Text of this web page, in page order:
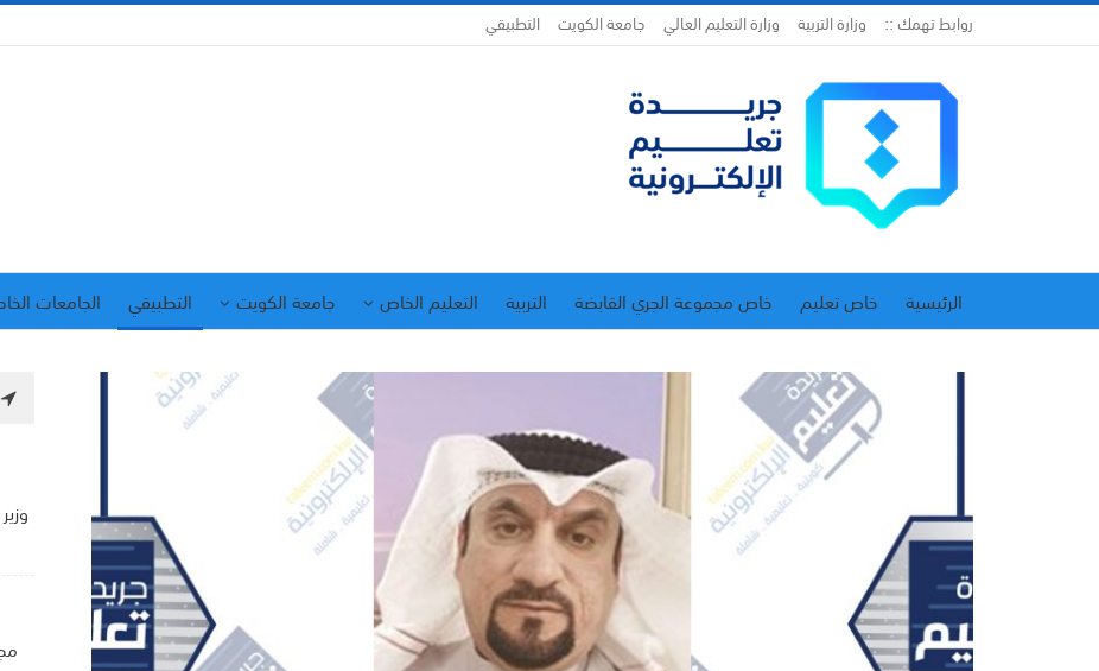
روابط تهمك :: وزارة التربية وزارة التعليم العالي جامعة الكويت التطبيقي
الرئيسية خاص تعليم خاص مجموعة الجري القابضة التربية التعليم الخاص جامعة الكويت التطبيقي الجامعات